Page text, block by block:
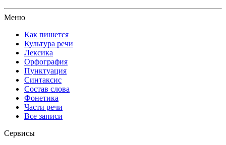
Меню
Как пишется
Культура речи
Лексика
Орфография
Пунктуация
Синтаксис
Состав слова
Фонетика
Части речи
Все записи
Сервисы